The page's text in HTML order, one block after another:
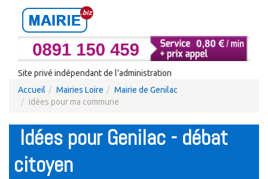
Site privé indépendant de l'administration
Accueil
Mairies Loire
Mairie de Genilac
Idées pour ma commune
Idées pour Genilac - débat
citoyen